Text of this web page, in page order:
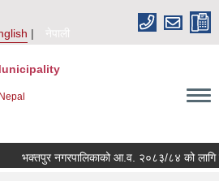
नेपाली
भक्तपुर नगरपालिकाको आ.व. २०८३/८४ को लागि